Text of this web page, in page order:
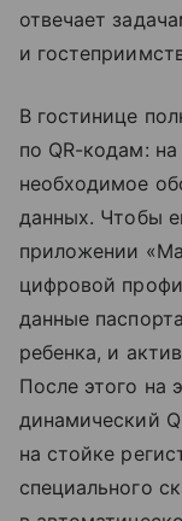
отвечает
и
В гостинице
по QR-кодам:
необходимое
данных. Чтобы
приложении
цифровой
данные
ребенка, и
После этого на
динамический
на стойке
специального